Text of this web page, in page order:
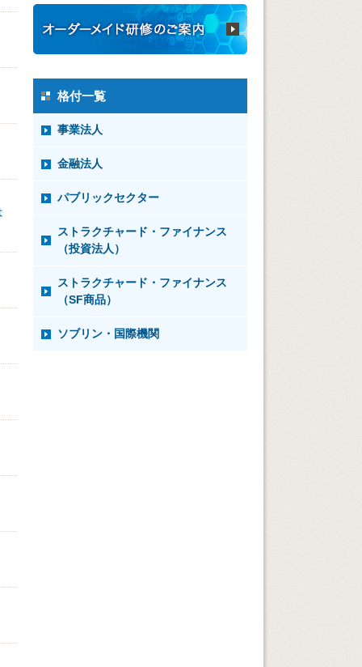
格付一覧
事業法人
金融法人
パブリックセクター
ストラクチャード・ファイナンス
（投資法人）
ストラクチャード・ファイナンス
（SF商品）
ソブリン・国際機関